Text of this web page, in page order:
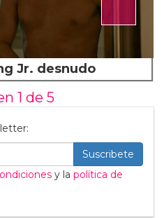
Jr. desnudo
1 de 5
Suscribete
y la política de